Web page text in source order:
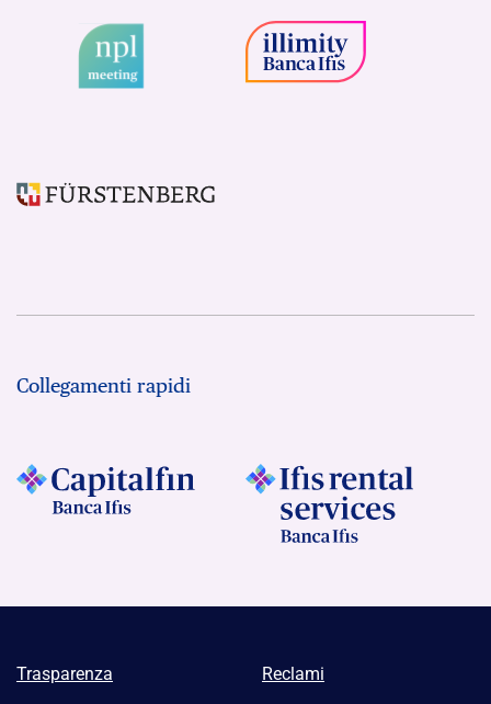
Collegamenti rapidi
Trasparenza Reclami